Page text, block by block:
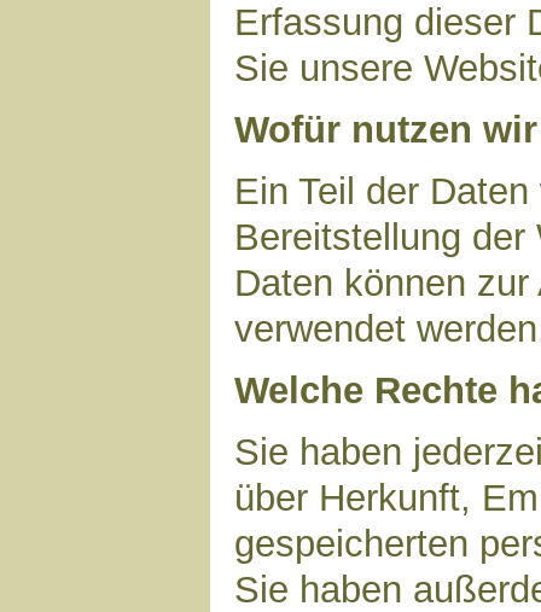
Erfassung dieser
Sie unsere
Wofür nutzen
Ein Teil der
Bereitstellung der
Daten können
verwendet
Welche Rechte
Sie haben
über Herkunft,
gespeicherten
Sie haben